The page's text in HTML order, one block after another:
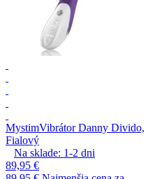
MystimVibrátor Danny Divido,
Fialový
Na sklade: 1-2 dni
89,95 €